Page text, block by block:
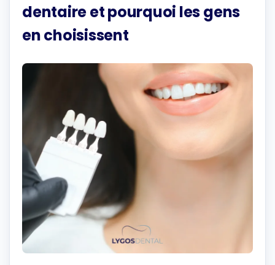
dentaire et pourquoi les gens
en choisissent